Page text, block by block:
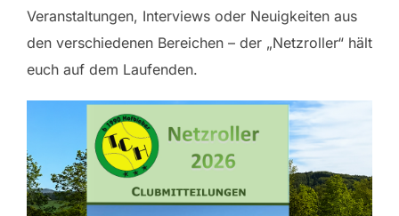
Veranstaltungen, Interviews oder Neuigkeiten aus
den verschiedenen Bereichen – der „Netzroller“ hält
euch auf dem Laufenden.